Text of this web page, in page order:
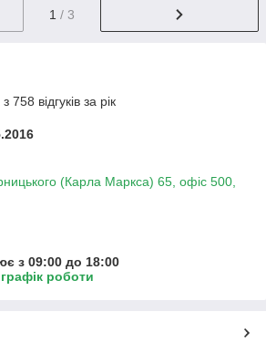
1 / 3
758 відгуків за рік
(Карла Маркса) 65, офіс 500,
з 09:00 до 18:00
роботи